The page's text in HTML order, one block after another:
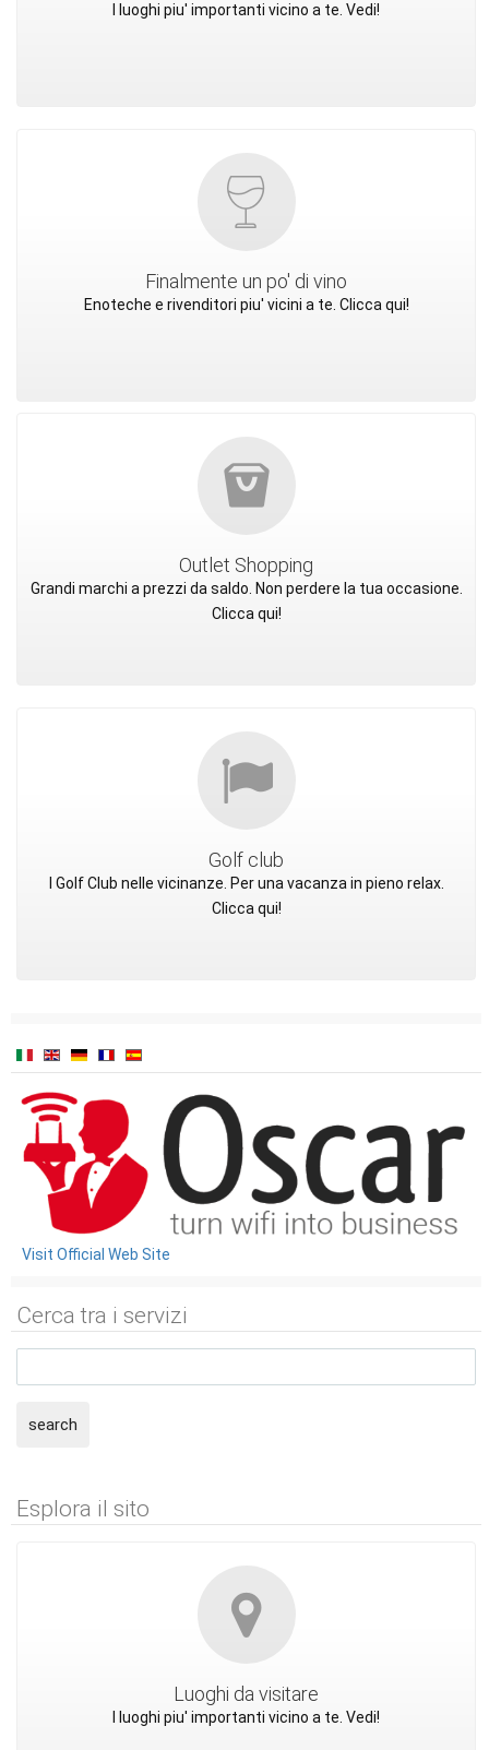
I luoghi piu' importanti vicino a te. Vedi!
Finalmente un po' di vino
Enoteche e rivenditori piu' vicini a te. Clicca qui!
Outlet Shopping
Grandi marchi a prezzi da saldo. Non perdere la tua occasione.
Clicca qui!
Golf club
I Golf Club nelle vicinanze. Per una vacanza in pieno relax.
Clicca qui!
Visit Official Web Site
Cerca tra i servizi
search
Esplora il sito
Luoghi da visitare
I luoghi piu' importanti vicino a te. Vedi!